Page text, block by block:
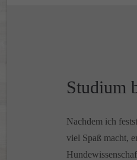
Studium
Nachdem ich
viel Spaß macht,